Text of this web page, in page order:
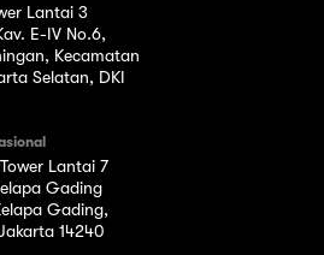
Lantai 3
E-IV No.6,
Kecamatan
Selatan, DKI
Lantai 7
Gading
Gading,
14240